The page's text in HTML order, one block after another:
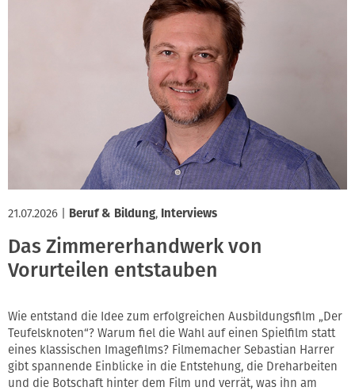
Soziales & Tarifpolitik
Verband & Innungen
21.07.2026 Beruf & Bildung, Interviews
Das Zimmererhandwerk von
Vorurteilen entstauben
Wie entstand die Idee zum erfolgreichen Ausbildungsfilm „Der
Teufelsknoten“? Warum fiel die Wahl auf einen Spielfilm statt
eines klassischen Imagefilms? Filmemacher Sebastian Harrer
gibt spannende Einblicke in die Entstehung, die Dreharbeiten
und die Botschaft hinter dem Film und verrät, was ihn am